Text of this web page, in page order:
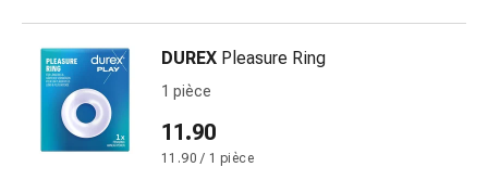
soleil
changement
DUREX Pleasure Ring
1 pièce
11.90
11.90 / 1 pièce